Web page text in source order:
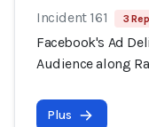
Incident 161 3
Facebook's Ad
Audience along
Plus